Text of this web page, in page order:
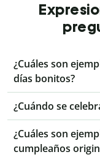
¿Cuáles son
días bonitos?
¿Cuándo se
¿Cuáles son
cumpleaños